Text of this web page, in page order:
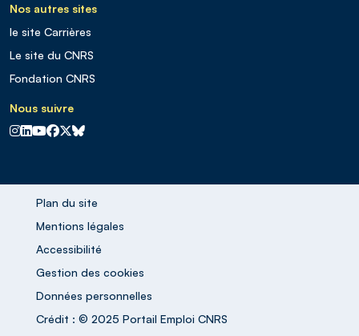
Nos autres sites
le site Carrières
Le site du CNRS
Fondation CNRS
Nous suivre
CNRS sur Instagram
CNRS sur Linkedin
CNRS sur Youtube
CNRS sur Facebook
CNRS sur X
CNRS sur Blus sky
Plan du site
Mentions légales
Accessibilité
Gestion des cookies
Données personnelles
Crédit : © 2025 Portail Emploi CNRS